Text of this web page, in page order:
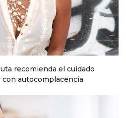
recomienda el cuidado
autocomplacencia